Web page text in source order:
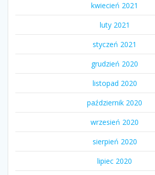
kwiecień 2021
luty 2021
styczeń 2021
grudzień 2020
listopad 2020
październik 2020
wrzesień 2020
sierpień 2020
lipiec 2020